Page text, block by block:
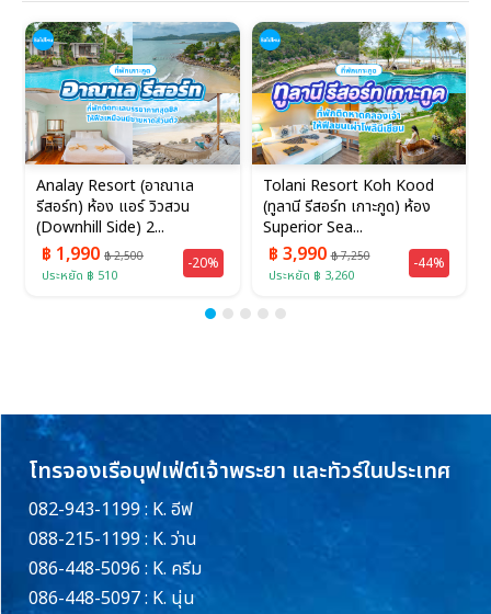
Analay Resort (อาณาเล
รีสอร์ท) ห้อง แอร์ วิวสวน
(Downhill Side) 2...
฿ 1,990 ฿ 2,500
ประหยัด ฿ 510
-20%
Tolani Resort Koh Kood
(ทูลานี รีสอร์ท เกาะกูด) ห้อง
Superior Sea...
฿ 3,990฿ 7,250
ประหยัด ฿ 3,260
-44%
โทรจองเรือบุฟเฟ่ต์เจ้าพระยา และทัวร์ในประเทศ
082-943-1199 : K. อีฟ
088-215-1199 : K. ว่าน
086-448-5096 : K. ครีม
086-448-5097 : K. นุ่น